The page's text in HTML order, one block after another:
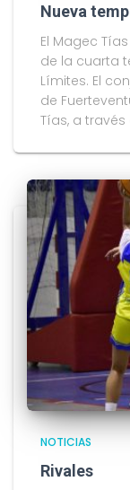
Nueva
El Magec
de la cuarta
Límites. El
de
Tías, a través
NOTICIAS
Rivales